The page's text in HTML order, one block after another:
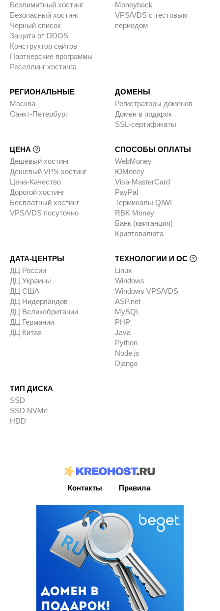
Безлимитный хостинг
Безопасный хостинг
Черный список
Защита от DDOS
Конструктор сайтов
Партнерские программы
Реселлинг хостинга
Moneyback
VPS/VDS с тестовым
периодом
РЕГИОНАЛЬНЫЕ
Москва
Санкт-Петербург
ДОМЕНЫ
Регистраторы доменов
Домен в подарок
SSL-сертификаты
ЦЕНА
Дешёвый хостинг
Дешевый VPS-хостинг
Цена-Качество
Дорогой хостинг
Бесплатный хостинг
VPS/VDS посуточно
СПОСОБЫ ОПЛАТЫ
WebMoney
ЮMoney
Visa-MasterCard
PayPal
Терминалы QIWI
RBK Money
Банк (квитанция)
Криптовалюта
ДАТА-ЦЕНТРЫ
ДЦ России
ДЦ Украины
ДЦ США
ДЦ Нидерландов
ДЦ Великобритании
ДЦ Германии
ДЦ Китая
ТЕХНОЛОГИИ И ОС
Linux
Windows
Windows VPS/VDS
ASP.net
MySQL
PHP
Java
Python
Node.js
Django
ТИП ДИСКА
SSD
SSD NVMe
HDD
Контакты Правила